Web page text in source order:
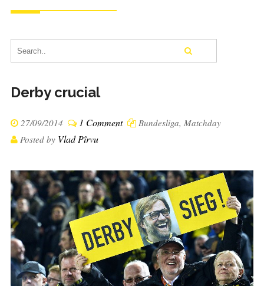
Derby crucial
27/09/2014 1 Comment Bundesliga, Matchday
Posted by Vlad Pîrvu